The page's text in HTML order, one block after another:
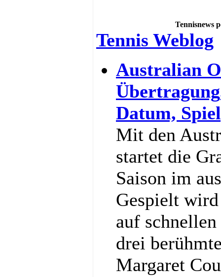
Tennisnews
Tennis Weblog
Australian
Datum,
Mit den
startet die
Saison im
Gespielt
auf
drei
Margaret